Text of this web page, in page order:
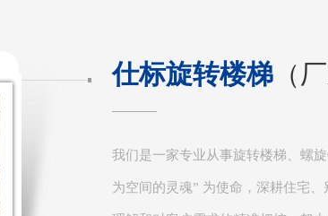
仕标旋转楼梯 （
我们是一家专业从事旋转楼梯、螺
为空间的灵魂” 为使命，深耕住宅